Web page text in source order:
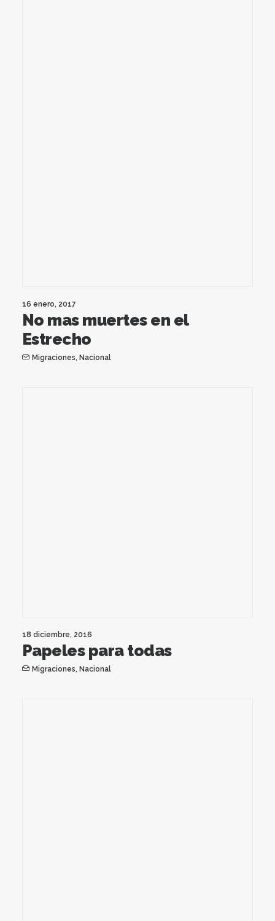
16 enero, 2017
No mas muertes en el
Estrecho
Migraciones, Nacional
18 diciembre, 2016
Papeles para todas
Migraciones, Nacional